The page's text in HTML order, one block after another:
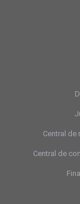
Central
Central de